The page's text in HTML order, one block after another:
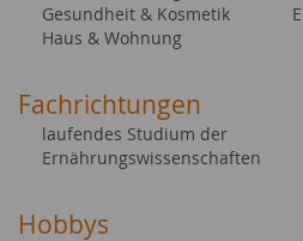
Gesundheit & Kosmetik
Haus & Wohnung
Fachrichtungen
laufendes Studium der
Ernährungswissenschaften
Hobbys